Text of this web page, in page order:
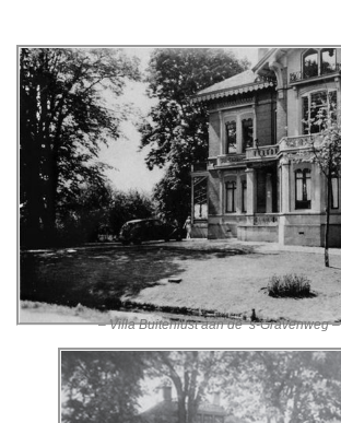
– Villa Buitenlust aan de ‘s-Gravenweg –